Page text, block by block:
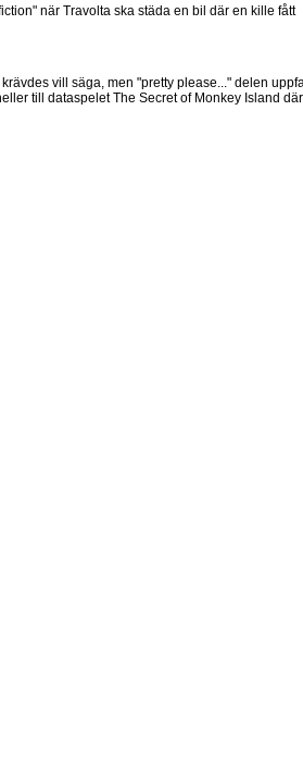
när Travolta ska städa en bil där en kille fått
vill säga, men "pretty please..." delen
till dataspelet The Secret of Monkey Island